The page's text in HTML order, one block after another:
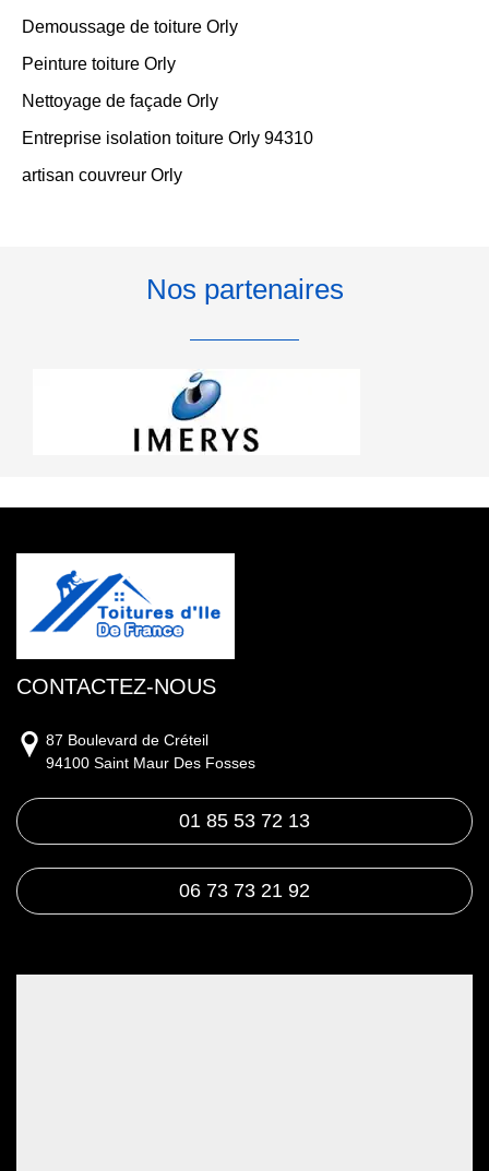
Demoussage de toiture Orly
Peinture toiture Orly
Nettoyage de façade Orly
Entreprise isolation toiture Orly 94310
artisan couvreur Orly
Nos partenaires
CONTACTEZ-NOUS
87 Boulevard de Créteil
94100 Saint Maur Des Fosses
01 85 53 72 13
06 73 73 21 92